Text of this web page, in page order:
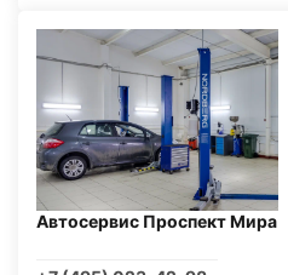
Автосервис Проспект Мира